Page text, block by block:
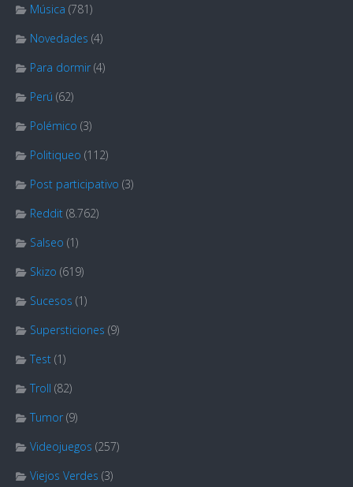
Música (781)
Novedades (4)
Para dormir (4)
Perú (62)
Polémico (3)
Politiqueo (112)
Post participativo (3)
Reddit (8.762)
Salseo (1)
Skizo (619)
Sucesos (1)
Supersticiones (9)
Test (1)
Troll (82)
Tumor (9)
Videojuegos (257)
Viejos Verdes (3)